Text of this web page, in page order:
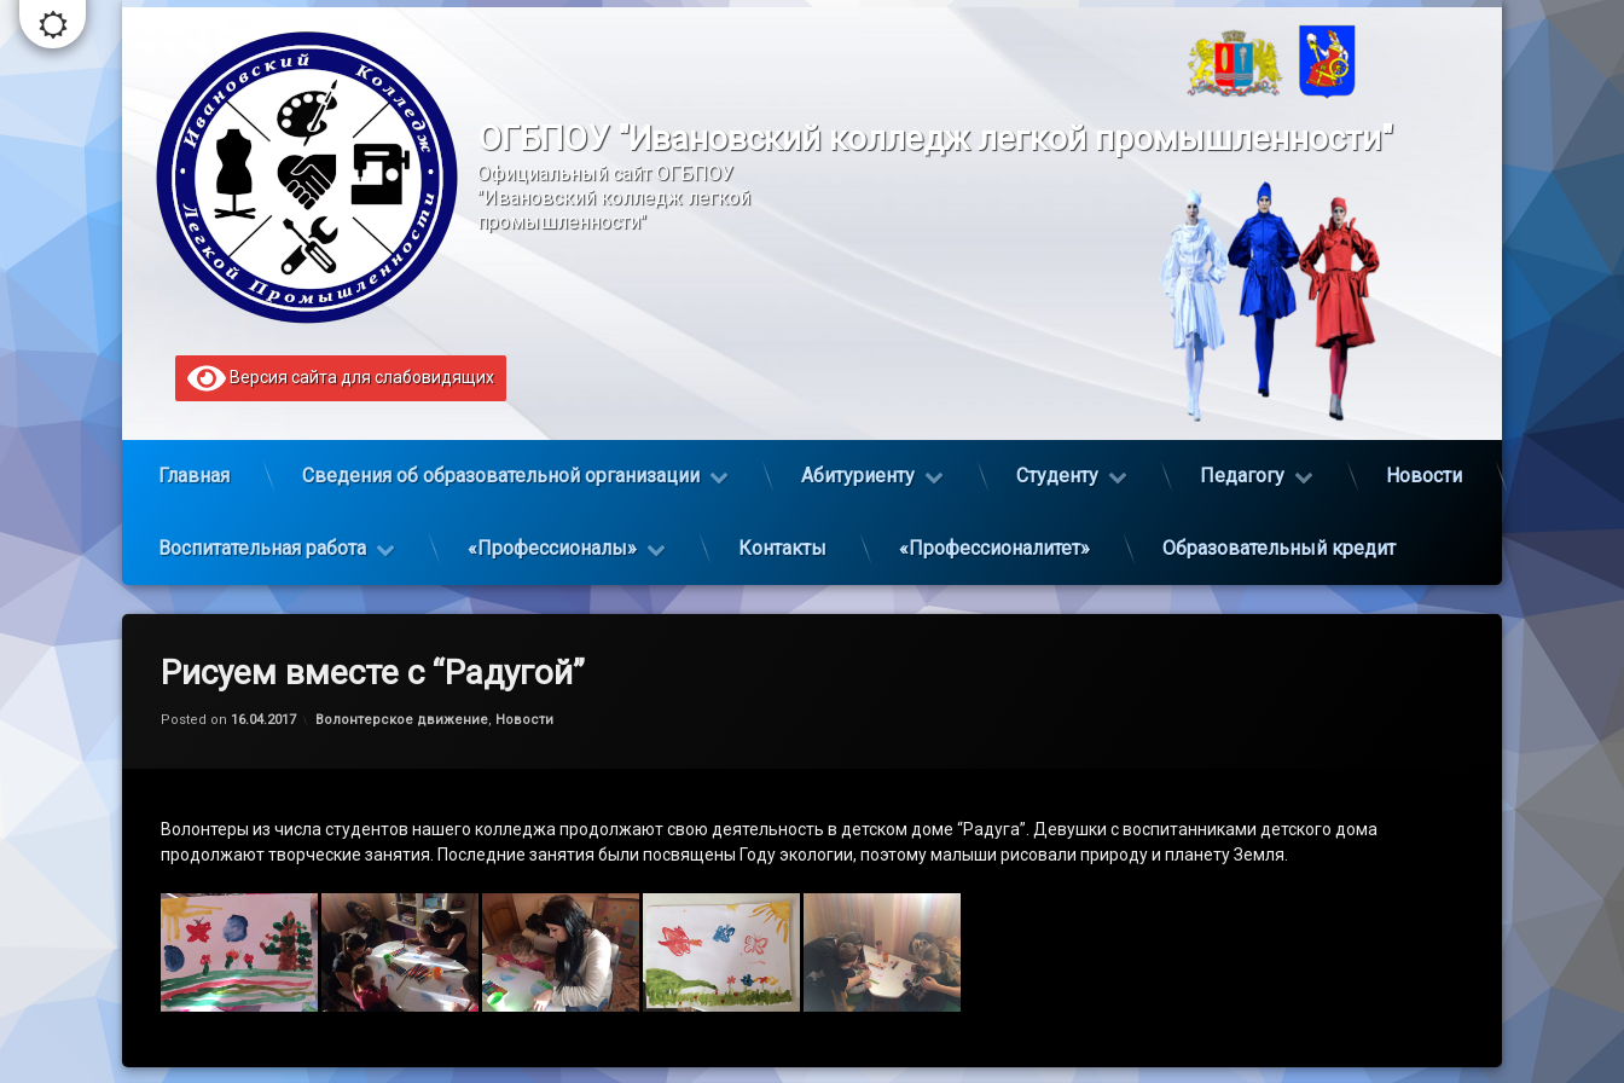
Перейти
содержимому
ОГБПОУ "Ивановский колледж легкой промышленности"
Официальный сайт ОГБПОУ
"Ивановский колледж легкой
промышленности"
Версия сайта для слабовидящих
Главная Сведения об образовательной организации Абитуриенту Студенту Педагогу Новости
Воспитательная работа «Профессионалы» Контакты «Профессионалитет» Образовательный кредит
Рисуем вместе с “Радугой”
Posted on 16.04.2017
Обновлено на
by
Категории:
Волонтерское движение, Новости
Волонтеры из числа студентов нашего колледжа продолжают свою деятельность в детском доме “Радуга”. Девушки с воспитанниками детского дома
продолжают творческие занятия. Последние занятия были посвящены Году экологии, поэтому малыши рисовали природу и планету Земля.